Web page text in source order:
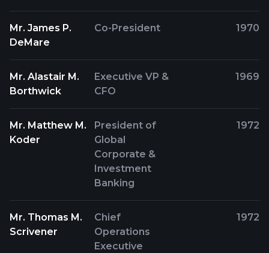
Mr. James P.
DeMare
Co-President 1970
Mr. Alastair M.
Borthwick
Executive VP &
CFO
1969
Mr. Matthew M.
Koder
President of
Global
Corporate &
Investment
Banking
1972
Mr. Thomas M.
Scrivener
Chief
Operations
Executive
1972